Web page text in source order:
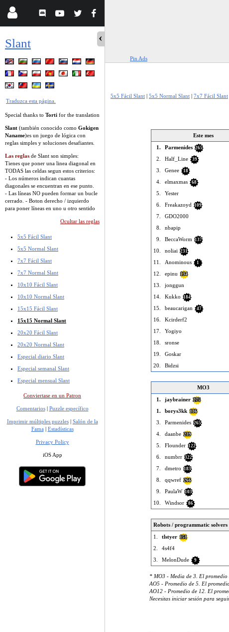
Slant
Traduzca esta página.
Special thanks to Torti for the translation
Slant (también conocido como Gokigen
Naname)es un juego de lógica con
reglas simples y soluciones desafiantes.
Las reglas de Slant son simples:
Tienes que poner una linea diagonal en
TODAS las celdas segun estos criterios:
- Los números indican cuantas
diagonales se encuentran en ese punto.
- Las líneas NO pueden formar un bucle
cerrado. - Boton derecho / izquierdo
para poner líneas en uno u otro sentido
Ocultar las reglas
5x5 Fácil Slant
5x5 Normal Slant
7x7 Fácil Slant
7x7 Normal Slant
10x10 Fácil Slant
10x10 Normal Slant
15x15 Fácil Slant
15x15 Normal Slant
20x20 Fácil Slant
20x20 Normal Slant
Especial diario Slant
Especial semanal Slant
Especial mensual Slant
Conviertase en un Patron
Comentarios| Puzzle específico
Imprimir múltiples puzzles| Salón de la
Fama | Estadísticas
Privacy Policy
iOS App
Pin Ads
5x5 Fácil Slant | 5x5 Normal Slant | 7x7 Fácil Slant
Este mes
1.
Parmenides 265
2.
Half_Line 39
3.
Genee 18
4.
elmaxmas 68
5.
Yester
6.
Freakazoyd 109
7.
GDO2000
8.
nbapip
9.
BeccaWorm 137
10.
noliai 231
11.
Anominous 1
12.
epinu 134
13.
jonggun
14.
Kukko 184
15.
beaucarigan 47
16.
Kcirderf2
17.
Yogiyo
18.
sronse
19.
Goskar
20.
Bidzsi
MO3
1.
jaybrainer 275
1.
borys3kk 136
3.
Parmenides 265
4.
daanbe 239
5.
Flounder 122
6.
numbrr 322
7.
dmetro 183
8.
qqwref 266
9.
PaulaW 103
10.
Windsor 86
Robots / programmatic solvers
1.
tlstyer 151
2.
4s4f4
3.
MelonDude 9
* MO3 - Media de 3. El promedio
AO5 - Promedio de 5. El
AO12 - Promedio de 12. El
Necesitas iniciar sesión para